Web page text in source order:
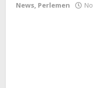
News, Perlemen